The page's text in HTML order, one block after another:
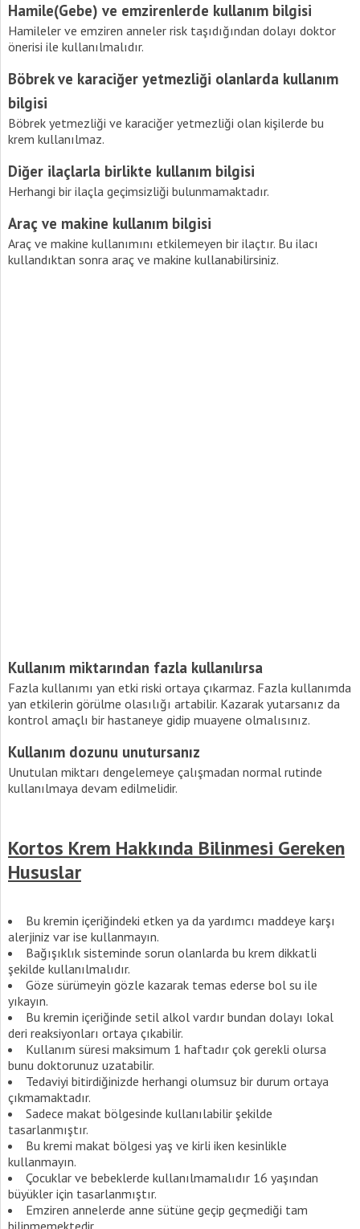
Hamile(Gebe) ve emzirenlerde kullanım bilgisi
Hamileler ve emziren anneler risk taşıdığından dolayı doktor
önerisi ile kullanılmalıdır.
Böbrek ve karaciğer yetmezliği olanlarda kullanım
bilgisi
Böbrek yetmezliği ve karaciğer yetmezliği olan kişilerde bu
krem kullanılmaz.
Diğer ilaçlarla birlikte kullanım bilgisi
Herhangi bir ilaçla geçimsizliği bulunmamaktadır.
Araç ve makine kullanım bilgisi
Araç ve makine kullanımını etkilemeyen bir ilaçtır. Bu ilacı
kullandıktan sonra araç ve makine kullanabilirsiniz.
Kullanım miktarından fazla kullanılırsa
Fazla kullanımı yan etki riski ortaya çıkarmaz. Fazla kullanımda
yan etkilerin görülme olasılığı artabilir. Kazarak yutarsanız da
kontrol amaçlı bir hastaneye gidip muayene olmalısınız.
Kullanım dozunu unutursanız
Unutulan miktarı dengelemeye çalışmadan normal rutinde
kullanılmaya devam edilmelidir.
Kortos Krem Hakkında Bilinmesi Gereken
Hususlar
Bu kremin içeriğindeki etken ya da yardımcı maddeye karşı
alerjiniz var ise kullanmayın.
Bağışıklık sisteminde sorun olanlarda bu krem dikkatli
şekilde kullanılmalıdır.
Göze sürümeyin gözle kazarak temas ederse bol su ile
yıkayın.
Bu kremin içeriğinde setil alkol vardır bundan dolayı lokal
deri reaksiyonları ortaya çıkabilir.
Kullanım süresi maksimum 1 haftadır çok gerekli olursa
bunu doktorunuz uzatabilir.
Tedaviyi bitirdiğinizde herhangi olumsuz bir durum ortaya
çıkmamaktadır.
Sadece makat bölgesinde kullanılabilir şekilde
tasarlanmıştır.
Bu kremi makat bölgesi yaş ve kirli iken kesinlikle
kullanmayın.
Çocuklar ve bebeklerde kullanılmamalıdır 16 yaşından
büyükler için tasarlanmıştır.
Emziren annelerde anne sütüne geçip geçmediği tam